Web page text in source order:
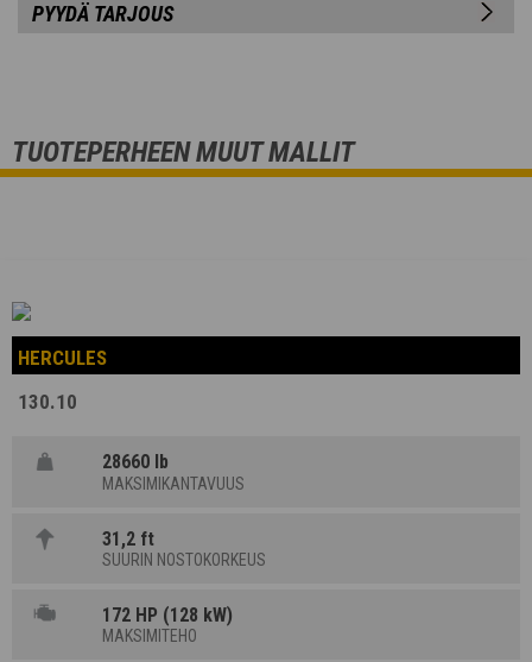
PYYDÄ TARJOUS
TUOTEPERHEEN MUUT MALLIT
HERCULES
130.10
28660 lb
MAKSIMIKANTAVUUS
31,2 ft
SUURIN NOSTOKORKEUS
172 HP (128 kW)
MAKSIMITEHO